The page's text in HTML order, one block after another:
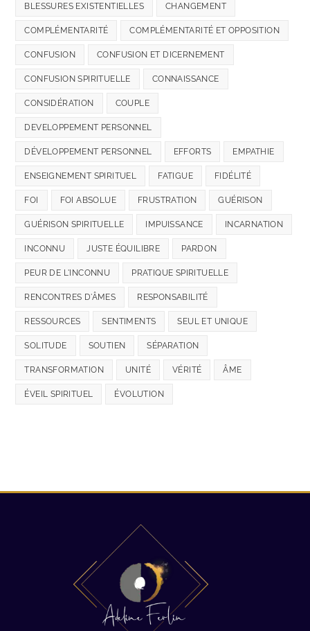
BLESSURES EXISTENTIELLES CHANGEMENT
COMPLÉMENTARITÉ COMPLÉMENTARITÉ ET OPPOSITION
CONFUSION CONFUSION ET DICERNEMENT
CONFUSION SPIRITUELLE CONNAISSANCE
CONSIDÉRATION COUPLE
DEVELOPPEMENT PERSONNEL
DÉVELOPPEMENT PERSONNEL EFFORTS EMPATHIE
ENSEIGNEMENT SPIRITUEL FATIGUE FIDÉLITÉ
FOI FOI ABSOLUE FRUSTRATION GUÉRISON
GUÉRISON SPIRITUELLE IMPUISSANCE INCARNATION
INCONNU JUSTE ÉQUILIBRE PARDON
PEUR DE L'INCONNU PRATIQUE SPIRITUELLE
RENCONTRES D'ÂMES RESPONSABILITÉ
RESSOURCES SENTIMENTS SEUL ET UNIQUE
SOLITUDE SOUTIEN SÉPARATION
TRANSFORMATION UNITÉ VÉRITÉ ÂME
ÉVEIL SPIRITUEL ÉVOLUTION